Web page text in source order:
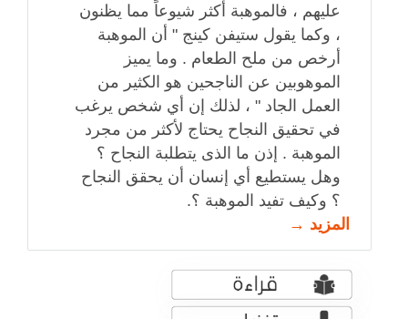
عليهم ، فالموهبة أكثر شيوعاً مما يظنون
، وكما يقول ستيفن كينج " أن الموهبة
أرخص من ملح الطعام . وما يميز
الموهوبين عن الناجحين هو الكثير من
العمل الجاد " ، لذلك إن أي شخص يرغب
في تحقيق النجاح يحتاج لأكثر من مجرد
الموهبة . إذن ما الذى يتطلبة النجاح ؟
وهل يستطيع أي إنسان أن يحقق النجاح
؟ وكيف تفيد الموهبة ؟.
المزيد →